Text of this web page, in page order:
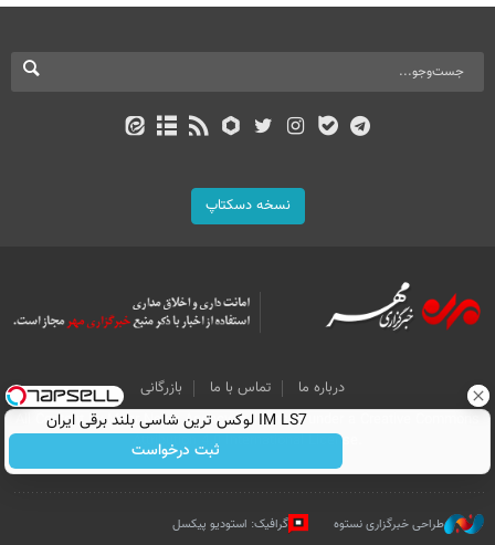
نسخه دسکتاپ
درباره ما تماس با ما
بازرگانی
All Content by Mehr News Agency is licensed under a Creative Commons
Attribution 4.0 International License.
طراحی خبرگزاری نستوه گرافیک: استودیو پیکسل
IM LS7 لوکس ترین شاسی بلند برقی ایران
ثبت درخواست